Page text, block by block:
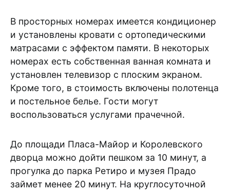
В просторных номерах имеется кондиционер
и установлены кровати с ортопедическими
матрасами с эффектом памяти. В некоторых
номерах есть собственная ванная комната и
установлен телевизор с плоским экраном.
Кроме того, в стоимость включены полотенца
и постельное белье. Гости могут
воспользоваться услугами прачечной.
До площади Пласа-Майор и Королевского
дворца можно дойти пешком за 10 минут, а
прогулка до парка Ретиро и музея Прадо
займет менее 20 минут. На круглосуточной